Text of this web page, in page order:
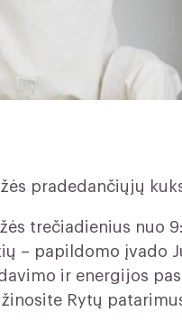
pradedančiųjų
trečiadienius nuo
– papildomo įvado
ir energijos
Rytų